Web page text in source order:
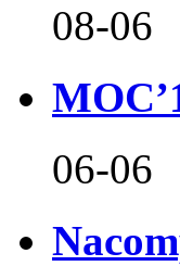
08-06
06-06